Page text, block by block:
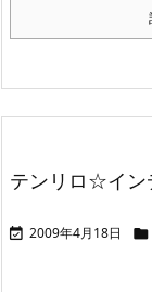
テンリロ☆イン
 2009年4月18日 